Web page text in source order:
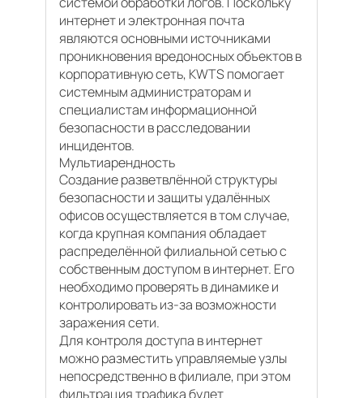
интернет и электронная почта
являются основными источниками
проникновения вредоносных объектов в
корпоративную сеть, KWTS помогает
системным администраторам и
специалистам информационной
безопасности в расследовании
инцидентов.
Мультиарендность
Создание разветвлённой структуры
безопасности и защиты удалённых
офисов осуществляется в том случае,
когда крупная компания обладает
распределённой филиальной сетью с
собственным доступом в интернет. Его
необходимо проверять в динамике и
контролировать из-за возможности
заражения сети.
Для контроля доступа в интернет
можно разместить управляемые узлы
непосредственно в филиале, при этом
фильтрация трафика будет